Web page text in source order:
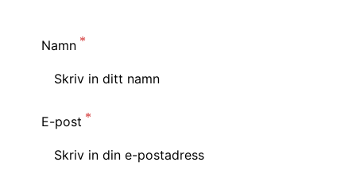
Namn
E-post